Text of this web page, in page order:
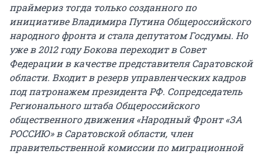
праймериз тогда только созданного по
инициативе Владимира Путина Общероссийского
народного фронта и стала депутатом Госдумы. Но
уже в 2012 году Бокова переходит в Совет
Федерации в качестве представителя Саратовской
области. Входит в резерв управленческих кадров
под патронажем президента РФ. Сопредседатель
Регионального штаба Общероссийского
общественного движения «Народный Фронт «ЗА
РОССИЮ» в Саратовской области, член
правительственной комиссии по миграционной